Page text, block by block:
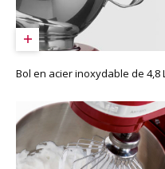
Bol en acier inoxydable de 4,8 L